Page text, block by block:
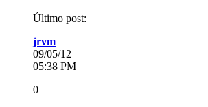
Último post:
jrvm
09/05/12
05:38 PM
0